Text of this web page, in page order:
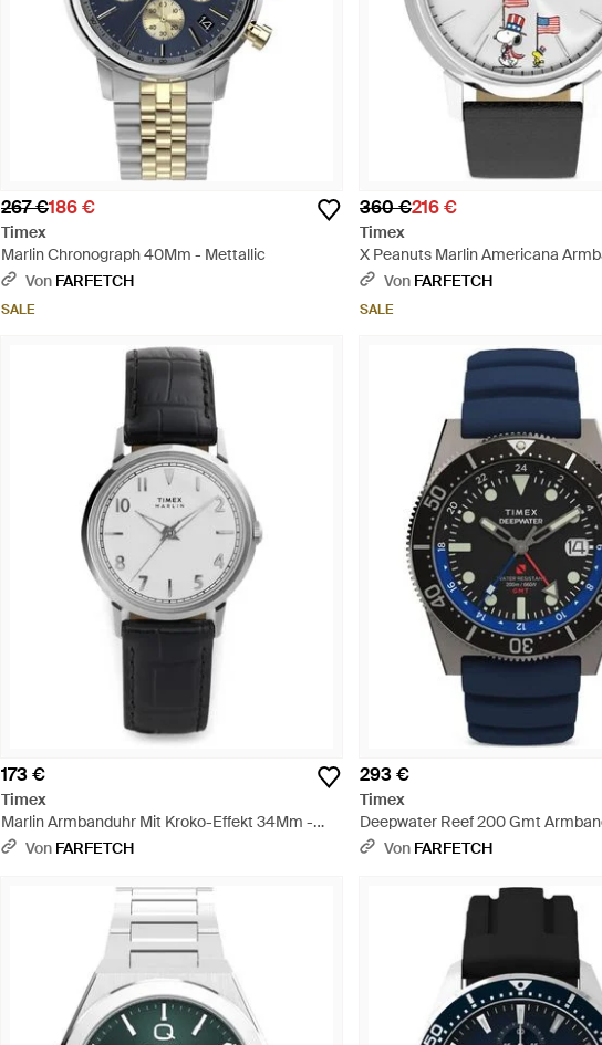
267 €186 €
Timex
Marlin Chronograph 40Mm - Mettallic
Von FARFETCH
SALE
360 €216 €
Timex
X Peanuts Marlin Americana
40Mm - Grau
Von FARFETCH
SALE
173 €
Timex
Marlin Armbanduhr Mit Kroko-Effekt 34Mm -
GrauVon FARFETCH
293 €
Timex
Deepwater Reef 200 Gmt
BlauVon FARFETCH